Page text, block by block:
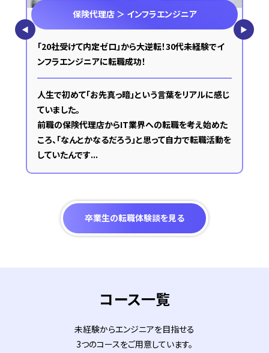
保険代理店 ＞ インフラエンジニア
「20社受けて内定ゼロ」から大逆転！30代未経験でイ
ンフラエンジニアに転職成功！
人生で初めて「お先真っ暗」という言葉をリアルに感じ
ていました。
前職の保険代理店からIT業界への転職を考え始めた
ころ、「なんとかなるだろう」と思って自力で転職活動を
していたんです...
◀︎ ▶︎
卒業生の転職体験談を見る
コース一覧
未経験からエンジニアを目指せる
3つのコースをご用意しています。